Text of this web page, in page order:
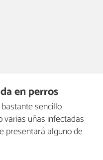
en perros
sencillo
varias uñas infectadas
presentará alguno de